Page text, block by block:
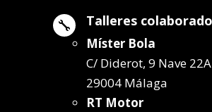
 Talleres
Míster Bola
C/ Diderot, 9 Nave 22A
29004 Málaga
RT Motor